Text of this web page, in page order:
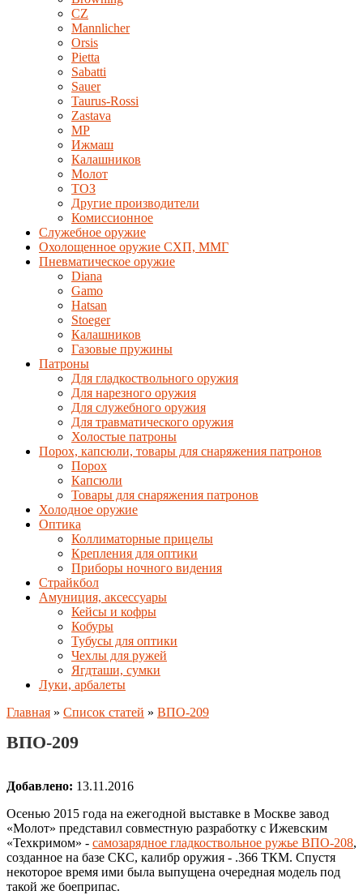
CZ
Mannlicher
Orsis
Pietta
Sabatti
Sauer
Taurus-Rossi
Zastava
MP
Ижмаш
Калашников
Молот
ТОЗ
Другие производители
Комиссионное
Служебное оружие
Охолощенное оружие СХП, ММГ
Пневматическое оружие
Diana
Gamo
Hatsan
Stoeger
Калашников
Газовые пружины
Патроны
Для гладкоствольного оружия
Для нарезного оружия
Для служебного оружия
Для травматического оружия
Холостые патроны
Порох, капсюли, товары для снаряжения патронов
Порох
Капсюли
Товары для снаряжения патронов
Холодное оружие
Оптика
Коллиматорные прицелы
Крепления для оптики
Приборы ночного видения
Страйкбол
Амуниция, аксессуары
Кейсы и кофры
Кобуры
Тубусы для оптики
Чехлы для ружей
Ягдташи, сумки
Луки, арбалеты
Главная » Список статей » ВПО-209
ВПО-209
Добавлено: 13.11.2016
Осенью 2015 года на ежегодной выставке в Москве завод
«Молот» представил совместную разработку с Ижевским
«Техкримом» - самозарядное гладкоствольное ружье ВПО-208,
созданное на базе СКС, калибр оружия - .366 ТКМ. Спустя
некоторое время ими была выпущена очередная модель под
такой же боеприпас.